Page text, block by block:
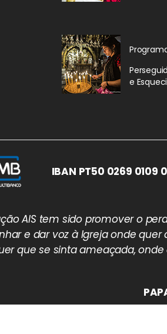
e
IBAN PT50 0269 0109
AIS tem sido promover o
e dar voz à Igreja onde quer
que se sinta ameaçada, onde